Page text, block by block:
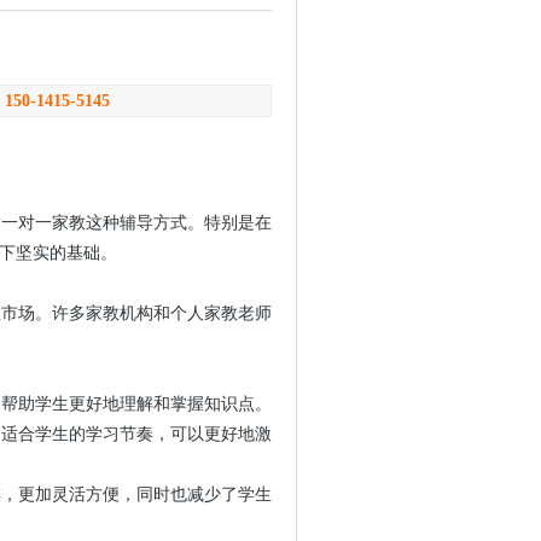
150-1415-5145
对一家教这种辅导方式。特别是在
坚实的基础。
场。许多家教机构和个人家教老师
助学生更好地理解和掌握知识点。
合学生的学习节奏，可以更好地激
更加灵活方便，同时也减少了学生